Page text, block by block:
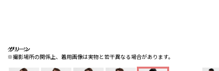
グリーン
※撮影場所の関係上、着用画像は実物と若干異なる場合があります。
グリーン
グリーン